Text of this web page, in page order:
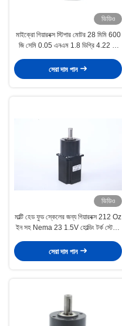
ভিডিও
মাইক্রো গিয়ারবক্স স্টিপার মোটর 28 মিমি 600
জি সেমি 0.05 এনএম 1.8 ডিগ্রি 4.22 ভি
সেরা দাম পান
ভিডিও
মাল্টি হেড ফুড স্কেলের জন্য গিয়ারবক্স 212 Oz
ইন সহ Nema 23 1.5V হোল্ডিং টর্ক স্টেপার
সেরা দাম পান